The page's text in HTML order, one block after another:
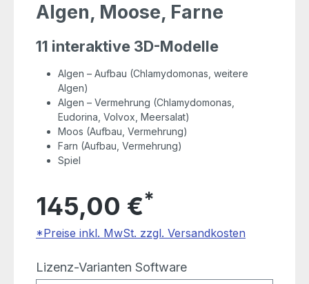
Algen, Moose, Farne
11 interaktive 3D-Modelle
Algen – Aufbau (Chlamydomonas, weitere
Algen)
Algen – Vermehrung (Chlamydomonas,
Eudorina, Volvox, Meersalat)
Moos (Aufbau, Vermehrung)
Farn (Aufbau, Vermehrung)
Spiel
145,00 €*
*Preise inkl. MwSt. zzgl. Versandkosten
Lizenz-Varianten Softwareauswählen